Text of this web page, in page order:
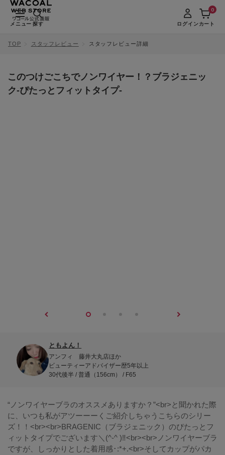
メニュー 探す ログインカート
0
TOP スタッフレビュー スタッフレビュー詳細
このつけごこちでノンワイヤー！？ブラジェニッ
ク-ぴたっとフィットタイプ-
ともよん！
アンフィ 藤井大丸店ほか
ビューティーアドバイザー歴5年以上
30代後半 / 普通（156cm） / F65
“ノンワイヤーブラのオススメありますか？”<br>と聞かれた際
に、いつも私がアツーーーくご紹介しちゃうこちらのシリー
ズ！！<br><br>BRAGENIC（ブラジェニック）のぴたっとフ
ィットタイプでございます＼(^-^ )‼︎<br><br>ノンワイヤーブラ
ですが、しっかりとした着用感･:*+.<br>そしてカップがパカ